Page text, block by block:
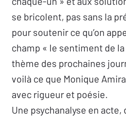
se bricolent, pas sans la
pour soutenir ce qu’on
champ « le sentiment de
thème des prochaines
voilà ce que Monique
avec rigueur et poésie.
Une psychanalyse en